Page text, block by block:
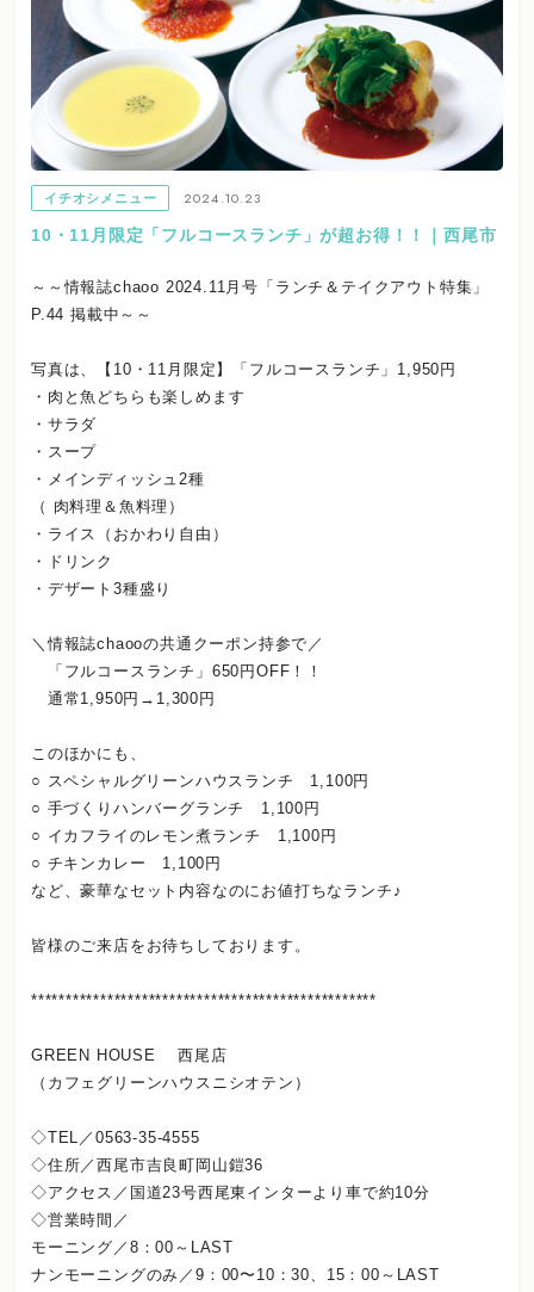
イチオシメニュー
2024.10.23
10・11月限定「フルコースランチ」が超お得！！｜西尾市
～～情報誌chaoo 2024.11月号「ランチ＆テイクアウト特集」
P.44 掲載中～～
写真は、【10・11月限定】「フルコースランチ」1,950円
・肉と魚どちらも楽しめます
・サラダ
・スープ
・メインディッシュ2種
（ 肉料理＆魚料理）
・ライス（おかわり自由）
・ドリンク
・デザート3種盛り
＼情報誌chaooの共通クーポン持参で／
「フルコースランチ」650円OFF！！
通常1,950円→1,300円
このほかにも、
○ スペシャルグリーンハウスランチ 1,100円
○ 手づくりハンバーグランチ 1,100円
○ イカフライのレモン煮ランチ 1,100円
○ チキンカレー 1,100円
など、豪華なセット内容なのにお値打ちなランチ♪
皆様のご来店をお待ちしております。
**************************************************
GREEN HOUSE 西尾店
（カフェグリーンハウスニシオテン）
◇TEL／0563-35-4555
◇住所／西尾市吉良町岡山鎧36
◇アクセス／国道23号西尾東インターより車で約10分
◇営業時間／
モーニング／8：00～LAST
ナンモーニングのみ／9：00〜10：30、15：00～LAST